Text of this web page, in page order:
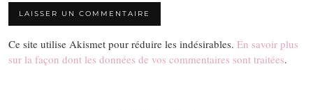
Ce site utilise Akismet pour réduire les indésirables. En savoir plus
sur la façon dont les données de vos commentaires sont traitées.